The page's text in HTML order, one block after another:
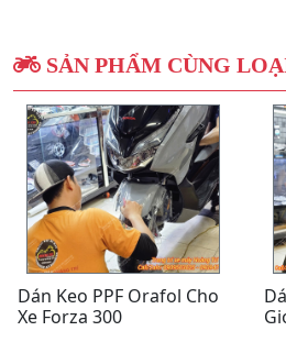
SẢN PHẨM CÙNG
Dán Keo PPF Orafol Cho
Xe Forza 300